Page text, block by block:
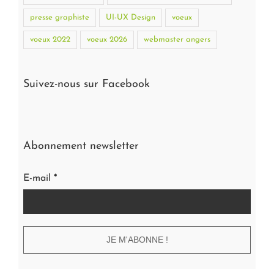
presse graphiste UI-UX Design voeux
voeux 2022 voeux 2026 webmaster angers
Suivez-nous sur Facebook
Abonnement newsletter
E-mail *